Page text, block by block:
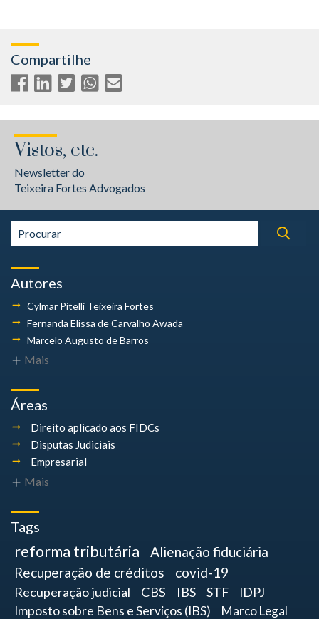
Compartilhe
Vistos, etc.
Newsletter do
Teixeira Fortes Advogados
Autores
Cylmar Pitelli Teixeira Fortes
Fernanda Elissa de Carvalho Awada
Marcelo Augusto de Barros
Mais
Áreas
Direito aplicado aos FIDCs
Disputas Judiciais
Empresarial
Mais
Tags
reforma tributária
Alienação fiduciária
Recuperação de créditos
covid-19
Recuperação judicial CBS IBS STF
IDPJ
Imposto sobre Bens e Serviços (IBS)
Marco Legal